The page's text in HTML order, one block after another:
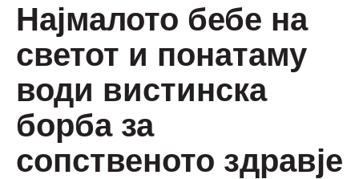
Најмалото бебе на
светот и понатаму
води вистинска
борба за
сопственото здравје